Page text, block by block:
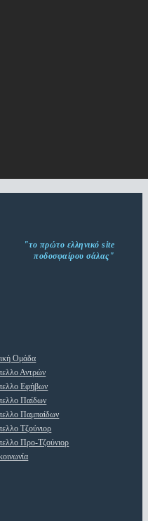
"το πρώτο ελληνικό site
ποδοσφαίρου σάλας"
Ομάδα
Αντρών
Εφήβων
Παίδων
Παμπαίδων
Τζούνιορ
Προ-Τζούνιορ